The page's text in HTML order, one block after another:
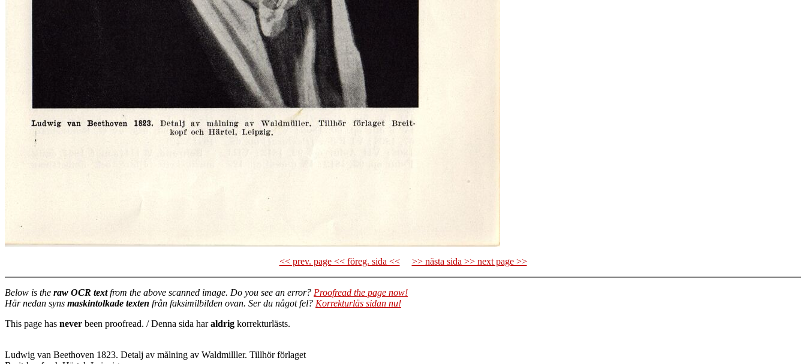
<< prev. page << föreg. sida << >> nästa sida >> next page >>
Below is the raw OCR textfrom the above scanned image. Do you see an error? Proofread the page now!
Här nedan syns maskintolkade texten från faksimilbilden ovan. Ser du något fel? Korrekturläs sidan nu!
This page has never been proofread. / Denna sida haraldrig korrekturlästs.
Ludwig van Beethoven 1823. Detalj av målning av Waldmilller. Tillhör förlaget